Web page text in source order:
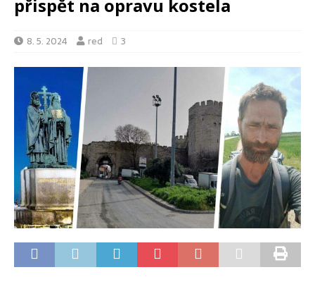
přispět na opravu kostela
8. 5. 2024 red 3